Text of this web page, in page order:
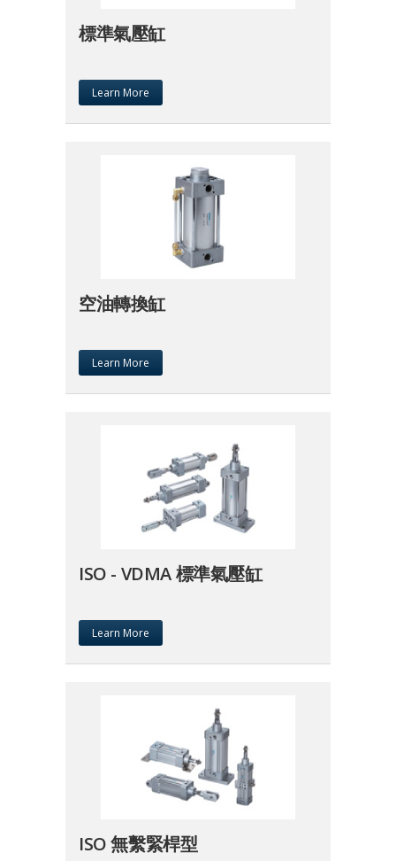
標準氣壓缸
Learn More
空油轉換缸
Learn More
ISO - VDMA 標準氣壓缸
Learn More
ISO 無繫緊桿型